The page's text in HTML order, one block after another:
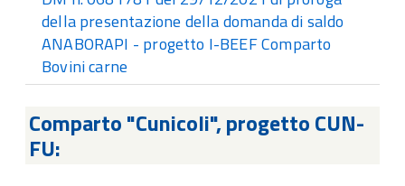
della presentazione della domanda di saldo
ANABORAPI - progetto I-BEEF Comparto
Bovini carne
Comparto "Cunicoli", progetto CUN-
FU: